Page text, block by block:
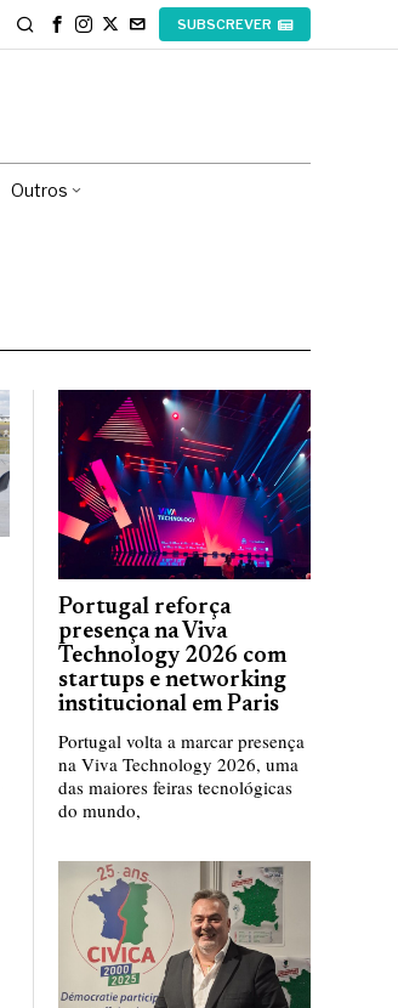
SUBSCREVER
Outros
Portugal reforça
presença na Viva
Technology 2026 com
startups e networking
institucional em Paris
Portugal volta a marcar presença
na Viva Technology 2026, uma
das maiores feiras tecnológicas
do mundo,